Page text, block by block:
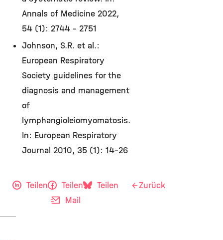
Annals of Medicine 2022,
54 (1): 2744 - 2751
Johnson, S.R. et al.:
European Respiratory
Society guidelines for the
diagnosis and management
of
lymphangioleiomyomatosis.
In: European Respiratory
Journal 2010, 35 (1): 14-26
Teilen Teilen
Teilen
Mail
Zurück